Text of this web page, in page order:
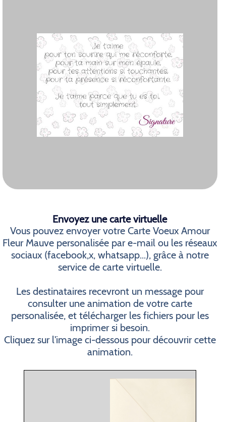
Envoyez une carte virtuelle
Vous pouvez envoyer votre Carte Voeux Amour
Fleur Mauve personalisée par e-mail ou les réseaux
sociaux (facebook,x, whatsapp...), grâce à notre
service de carte virtuelle.
Les destinataires recevront un message pour
consulter une animation de votre carte
personalisée, et télécharger les fichiers pour les
imprimer si besoin.
Cliquez sur l'image ci-dessous pour découvrir cette
animation.